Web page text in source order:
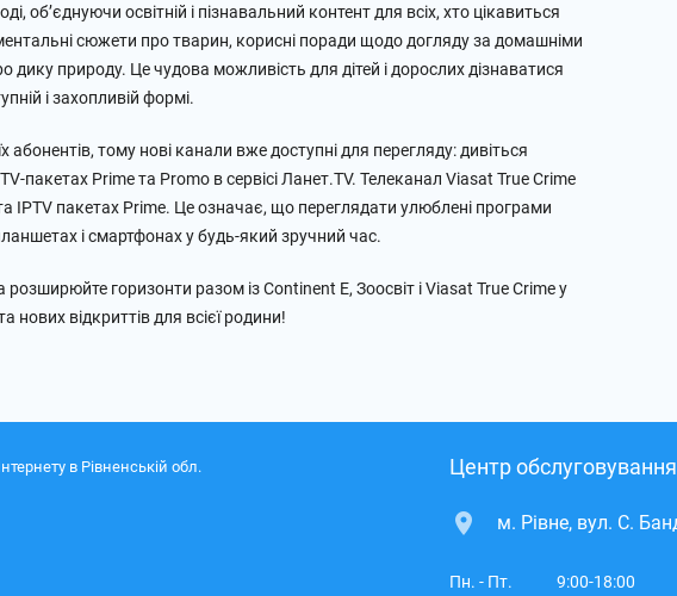
об’єднуючи освітній і пізнавальний контент для всіх, хто цікавиться
сюжети про тварин, корисні поради щодо догляду за домашніми
дику природу. Це чудова можливість для дітей і дорослих дізнаватися
і захопливій формі.
тому нові канали вже доступні для перегляду: дивіться
пакетах Prime та Promo в сервісі Ланет.TV. Телеканал Viasat True Crime
IPTV пакетах Prime. Це означає, що переглядати улюблені програми
і смартфонах у будь-який зручний час.
розширюйте горизонти разом із Continent E, Зоосвіт і Viasat True Crime у
відкриттів для всієї родини!
в Рівненській обл.
Центр
м. Рівне, вул. С.
Пн. - Пт.
9:00-18:00